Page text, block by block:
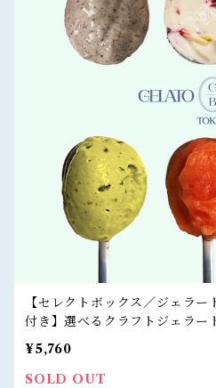
【セレクトボックス／ジェラ
付き】選べるクラフトジェラー
¥5,760
SOLD OUT